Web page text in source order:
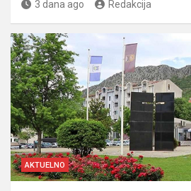
3 dana ago Redakcija
AKTUELNO